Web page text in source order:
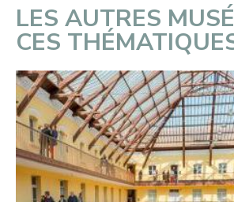
LES AUTRES
CES